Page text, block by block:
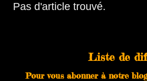
Pas d'article trouvé.
Liste de
Pour vous abonner à notre